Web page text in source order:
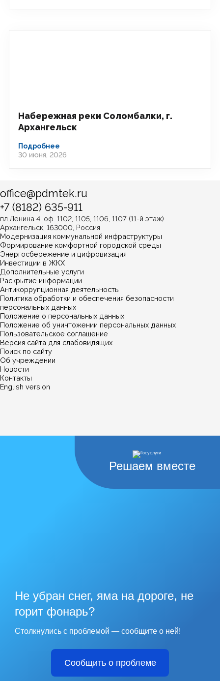
office@pdmtek.ru
Набережная реки Соломбалки, г.
Архангельск
Подробнее
30 июня, 2026
office@pdmtek.ru
+7 (8182) 635-911
пл.Ленина 4, оф. 1102, 1105, 1106, 1107 (11-й этаж)
Архангельск, 163000, Россия
Модернизация коммунальной инфраструктуры
Формирование комфортной городской среды
Энергосбережение и цифровизация
Инвестиции в ЖКХ
Дополнительные услуги
Раскрытие информации
Антикоррупционная деятельность
Политика обработки и обеспечения безопасности
персональных данных
Положение о персональных данных
Положение об уничтожении персональных данных
Пользовательское соглашение
Версия сайта для слабовидящих
Поиск по сайту
Об учреждении
Новости
Контакты
English version
Решаем вместе
Не убран снег, яма на дороге, не
горит фонарь?
Столкнулись с проблемой — сообщите о ней!
Сообщить о проблеме